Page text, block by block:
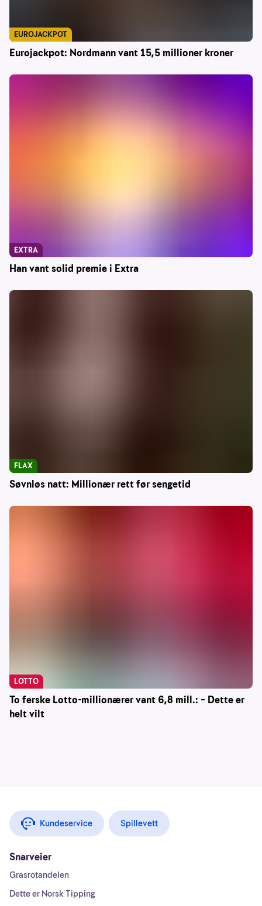
Eurojackpot: Nordmann vant 15,5 millioner kroner
EUROJACKPOT
Han vant solid premie i Extra
EXTRA
Søvnløs natt: Millionær rett før sengetid
FLAX
To ferske Lotto-millionærer vant 6,8 mill.: – Dette er
helt vilt
LOTTO
Kundeservice Spillevett
Snarveier
Grasrotandelen
Dette er Norsk Tipping